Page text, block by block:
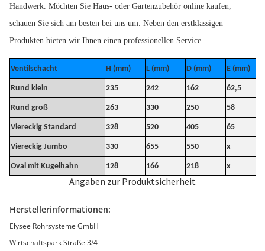
Handwerk. Möchten Sie Haus- oder Gartenzubehör online kaufen,
schauen Sie sich am besten bei uns um. Neben den erstklassigen
Produkten bieten wir Ihnen einen professionellen Service.
Ventilschacht H (mm) L (mm) D (mm) E (mm)
Rund klein 235 242 162 62,5
Rund groß 263 330 250 58
Viereckig Standard 328 520 405 65
Viereckig Jumbo 330 655 550 x
Oval mit Kugelhahn 128 166 218 x
Angaben zur Produktsicherheit
Herstellerinformationen:
Elysee Rohrsysteme GmbH
Wirtschaftspark Straße 3/4